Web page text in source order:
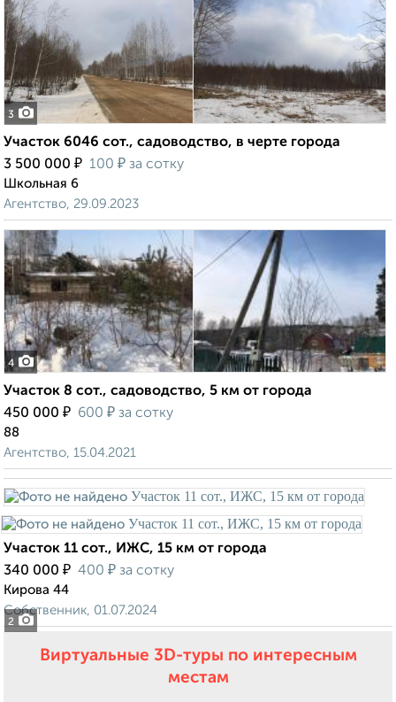
3
Участок 6046 сот., садоводство, в черте города
3 500 000 ₽ 100 ₽ за сотку
Школьная 6
Агентство, 29.09.2023
4
Участок 8 сот., садоводство, 5 км от города
450 000 ₽ 600 ₽ за сотку
88
Агентство, 15.04.2021
2
Участок 11 сот., ИЖС, 15 км от города
340 000 ₽ 400 ₽ за сотку
Кирова 44
Собственник, 01.07.2024
Виртуальные 3D-туры по интересным
местам